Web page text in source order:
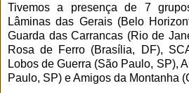
Tivemos a presença de 7
Lâminas das Gerais (Belo
Guarda das Carrancas (Rio de
Rosa de Ferro (Brasília, DF),
Lobos de Guerra (São Paulo, SP),
Paulo, SP) e Amigos da Montanha